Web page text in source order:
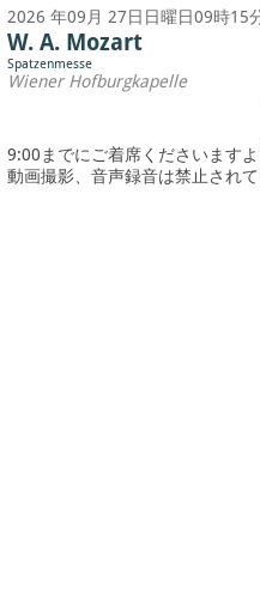
2026 年09月 27日日曜日09時15
W. A. Mozart
Spatzenmesse
Wiener Hofburgkapelle
9:00までにご着席くださいます
動画撮影、音声録音は禁止されて